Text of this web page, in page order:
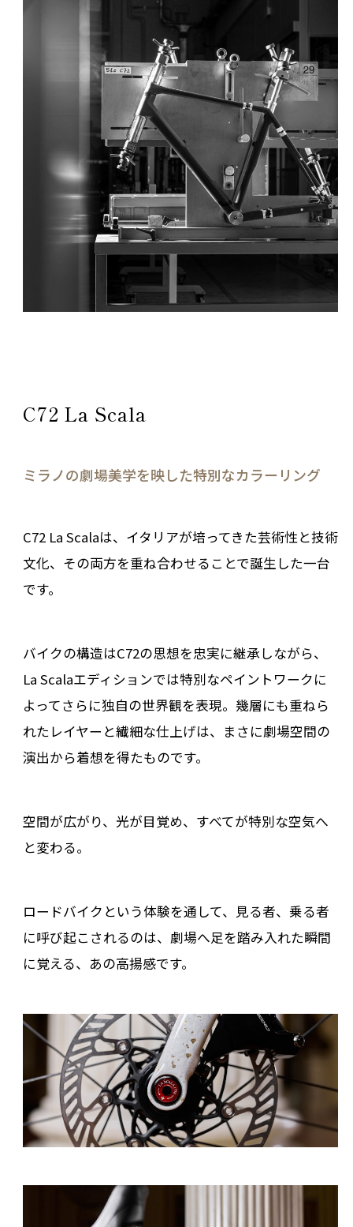
C72 La Scala
ミラノの劇場美学を映した特別なカラーリング
C72 La Scalaは、イタリアが培ってきた芸術性と技術
文化、その両方を重ね合わせることで誕生した一台
です。
バイクの構造はC72の思想を忠実に継承しながら、
La Scalaエディションでは特別なペイントワークに
よってさらに独自の世界観を表現。幾層にも重ねら
れたレイヤーと繊細な仕上げは、まさに劇場空間の
演出から着想を得たものです。
空間が広がり、光が目覚め、すべてが特別な空気へ
と変わる――。
ロードバイクという体験を通して、見る者、乗る者
に呼び起こされるのは、劇場へ足を踏み入れた瞬間
に覚える、あの高揚感です。